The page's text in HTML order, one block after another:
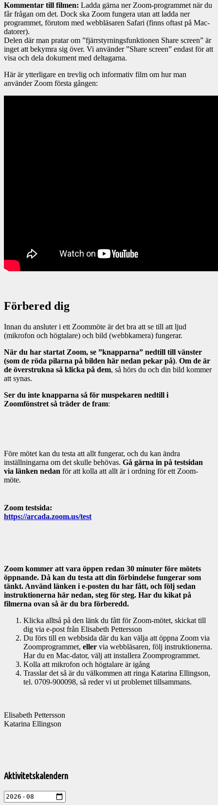
Kommentar till filmen: Ladda gärna ner Zoom-programmet när du
får frågan om det. Dock ska Zoom fungera utan att ladda ner
programmet, förutom med webbläsaren Safari (finns oftast på Mac-
datorer).
Delen där man pratar om ”fjärrstyrningsfunktionen Share screen” är
inget att bekymra sig över. Vi använder ”Share screen” endast för att
visa och dela dokument med deltagarna.
Här är ytterligare en trevlig och informativ film om hur man
använder Zoom första gången:
Förbered dig
Innan du ansluter i ett Zoommöte är det bra att se till att ljud
(mikrofon och högtalare) och bild (webbkamera) fungerar.
När du har startat Zoom, se ”knapparna” nedtill till vänster
(som de röda pilarna på bilden här nedan pekar på). Om de är
de överstrukna så klicka på dem, så hörs du och din bild kommer
att synas.
Ser du inte knapparna så för muspekaren nedtill i
Zoomfönstret så träder de fram:
Före mötet kan du testa att allt fungerar, och du kan ändra
inställningarna om det skulle behövas. Gå gärna in på testsidan
via länken nedan för att kolla att allt är i ordning för ett Zoom-
möte.
Zoom testsida:
https://arcada.zoom.us/test
Zoom kommer att vara öppen redan 30 minuter före mötets
öppnande. Då kan du testa att din förbindelse fungerar som
tänkt. Använd länken i e-posten du har fått, och följ sedan
instruktionerna här nedan, steg för steg. Har du kikat på
filmerna ovan så är du bra förberedd.
Klicka alltså på den länk du fått för Zoom-mötet, skickat till
dig via e-post från Elisabeth Pettersson
Du förs till en webbsida där du kan välja att öppna Zoom via
Zoomprogrammet, eller via webbläsaren, följ instruktionerna.
Har du en Mac-dator, välj att installera Zoomprogrammet.
Kolla att mikrofon och högtalare är igång
Trasslar det så är du välkommen att ringa Katarina Ellingson,
tel. 0709-900098, så reder vi ut problemet tillsammans.
Elisabeth Pettersson
Katarina Ellingson
till
aktiviteter
Aktivitetskalendern